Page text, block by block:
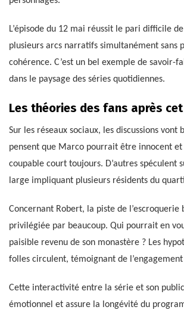
L’épisode du 12 mai réussit le pari difficile
plusieurs arcs narratifs simultanément sans
cohérence. C’est un bel exemple de savoir-
dans le paysage des séries quotidiennes.
Les théories des fans après
Sur les réseaux sociaux, les discussions vont
pensent que Marco pourrait être innocent
coupable court toujours. D’autres spéculent
large impliquant plusieurs résidents du
Concernant Robert, la piste de l’escroquerie
privilégiée par beaucoup. Qui pourrait en
paisible revenu de son monastère ? Les
folles circulent, témoignant de l’engagement
Cette interactivité entre la série et son
émotionnel et assure la longévité du